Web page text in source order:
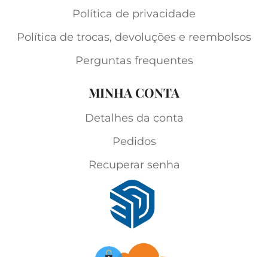
Política de privacidade
Política de trocas, devoluções e reembolsos
Perguntas frequentes
MINHA CONTA
Detalhes da conta
Pedidos
Recuperar senha